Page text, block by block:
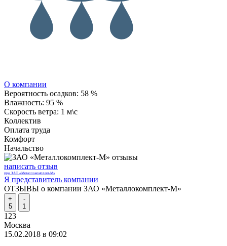
О компании
Вероятность осадков: 58 %
Влажность: 95 %
Скорость ветра: 1 м\с
Коллектив
Оплата труда
Комфорт
Начальство
написать отзыв
про ЗАО «Металлокомплект-М»
Я представитель компании
ОТЗЫВЫ о компании ЗАО «Металлокомплект-М»
+
5
-
1
123
Москва
15.02.2018 в 09:02